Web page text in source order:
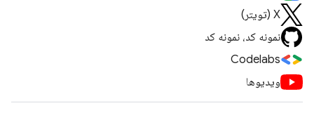
X (تویتر)
نمونه کد، نمونه کد
Codelabs
ویدیوها